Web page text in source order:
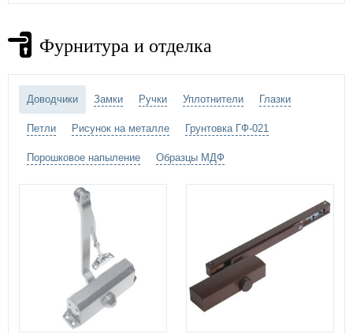
Отделка двери:
противопожарный стеклопакет
отбойник
Фурнитура и отделка
Доводчики Замки Ручки Уплотнители Глазки
Петли Рисунок на металле Грунтовка ГФ-021
Порошковое напыление Образцы МДФ